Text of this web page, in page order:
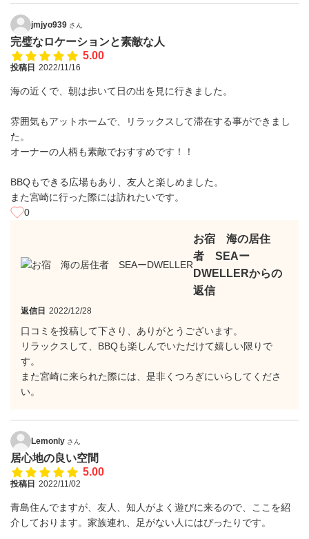
jmjyo939 さん
完璧なロケーションと素敵な人
5.00
投稿日 2022/11/16
海の近くで、朝は歩いて日の出を見に行きました。
雰囲気もアットホームで、リラックスして滞在する事ができまし
た。
オーナーの人柄も素敵でおすすめです！！
BBQもできる広場もあり、友人と楽しめました。
また宮崎に行った際には訪れたいです。
0
お宿 海の居住
者 SEAー
DWELLERからの
返信
返信日 2022/12/28
口コミを投稿して下さり、ありがとうございます。
リラックスして、BBQも楽しんでいただけて嬉しい限りで
す。
また宮崎に来られた際には、是非くつろぎにいらしてくださ
い。
Lemonly さん
居心地の良い空間
5.00
投稿日 2022/11/02
青島住んでますが、友人、知人がよく遊びに来るので、ここを紹
介しております。家族連れ、足がない人にはぴったりです。